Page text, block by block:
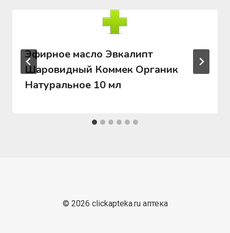
Эфирное масло Эвкалипт
Шаровидный Коммек Органик
Натуральное 10 мл
© 2026 clickapteka.ru аптека